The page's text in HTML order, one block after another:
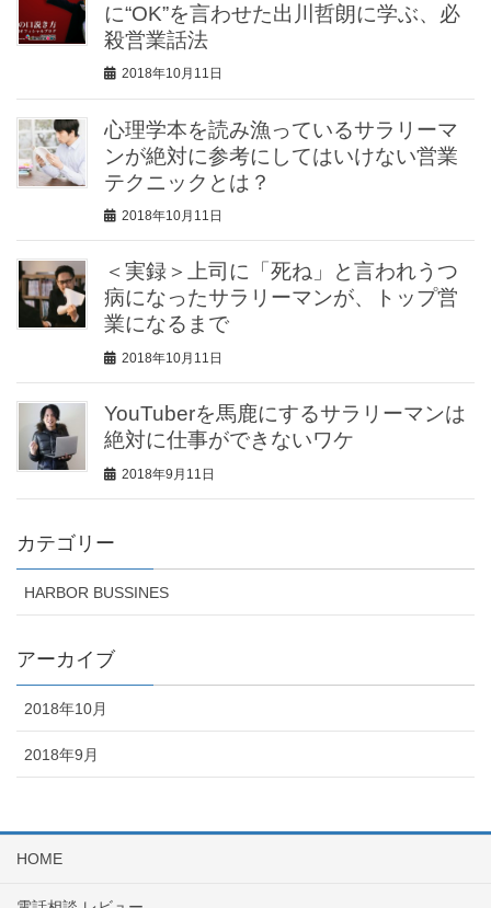
に“OK”を言わせた出川哲朗に学ぶ、必
殺営業話法
2018年10月11日
心理学本を読み漁っているサラリーマ
ンが絶対に参考にしてはいけない営業
テクニックとは？
2018年10月11日
＜実録＞上司に「死ね」と言われうつ
病になったサラリーマンが、トップ営
業になるまで
2018年10月11日
YouTuberを馬鹿にするサラリーマンは
絶対に仕事ができないワケ
2018年9月11日
カテゴリー
HARBOR BUSSINES
アーカイブ
2018年10月
2018年9月
HOME